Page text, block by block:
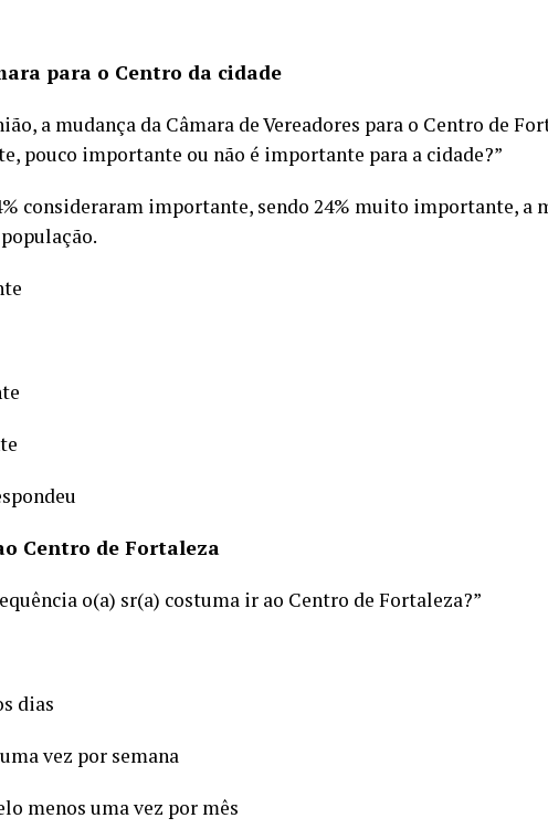
para o Centro da cidade
a mudança da Câmara de Vereadores para o Centro de
pouco importante ou não é importante para a cidade?”
consideraram importante, sendo 24% muito importante, a
Centro de Fortaleza
o(a) sr(a) costuma ir ao Centro de Fortaleza?”
dias
vez por semana
menos uma vez por mês